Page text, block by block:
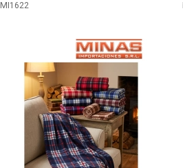
MI1622